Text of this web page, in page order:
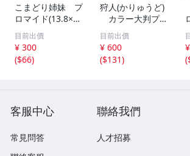
こまどり姉妹 プ
ロマイド(13.8×8.
5cm) 1枚●bn.4
6
目前出價
¥ 300
($66)
狩人(かりゅうど)
カラー大判プロ
マイド(18×13cm)
1枚●bn.48
目前出價
¥ 600
($131)
(
客服中心
常見問答
聯絡我們
人才招募